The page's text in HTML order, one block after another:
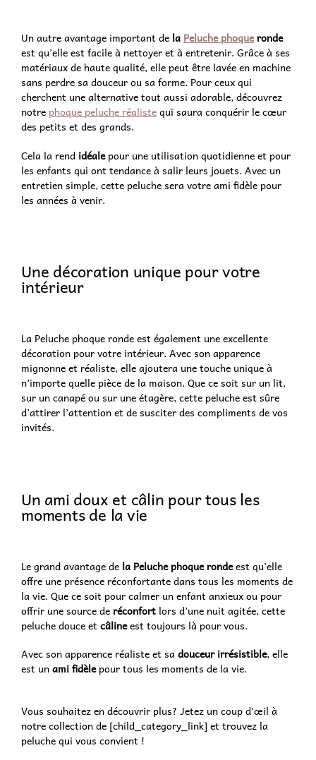
Un autre avantage important de la Peluche phoqueronde
est qu’elle est facile à nettoyer et à entretenir. Grâce à ses
matériaux de haute qualité, elle peut être lavée en machine
sans perdre sa douceur ou sa forme. Pour ceux qui
cherchent une alternative tout aussi adorable, découvrez
notre phoque peluche réalistequi saura conquérir le cœur
des petits et des grands.
Cela la rend idéalepour une utilisation quotidienne et pour
les enfants qui ont tendance à salir leurs jouets. Avec un
entretien simple, cette peluche sera votre ami fidèle pour
les années à venir.
Une décoration unique pour votre
intérieur
La Peluche phoque ronde est également une excellente
décoration pour votre intérieur. Avec son apparence
mignonne et réaliste, elle ajoutera une touche unique à
n’importe quelle pièce de la maison. Que ce soit sur un lit,
sur un canapé ou sur une étagère, cette peluche est sûre
d’attirer l’attention et de susciter des compliments de vos
invités.
Un ami doux et câlin pour tous les
moments de la vie
Le grand avantage de la Peluche phoque rondeest qu’elle
offre une présence réconfortante dans tous les moments de
la vie. Que ce soit pour calmer un enfant anxieux ou pour
offrir une source deréconfort lors d’une nuit agitée, cette
peluche douce etcâlineest toujours là pour vous.
Avec son apparence réaliste et sa douceur irrésistible, elle
est unami fidèlepour tous les moments de la vie.
Vous souhaitez en découvrir plus? Jetez un coup d’œil à
notre collection de [child_category_link] et trouvez la
peluche qui vous convient !